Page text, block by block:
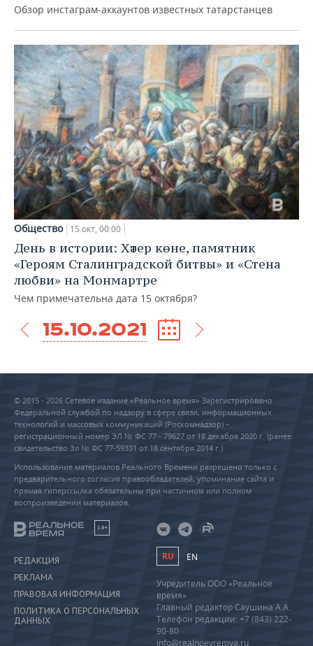
Обзор инстаграм-аккаунтов известных татарстанцев
Общество 15 окт, 00:00
День в истории: Хәтер көне, памятник
«Героям Сталинградской битвы» и «Стена
любви» на Монмартре
Чем примечательна дата 15 октября?
15.10.2021
© 2015 - 2026 Сетевое издание «Реальное время» Зарегистрировано
Федеральной службой по надзору в сфере связи, информационных
технологий и массовых коммуникаций (Роскомнадзор) –
регистрационный номер ЭЛ № ФС 77 - 79627 от 18 декабря 2020 г. (ранее
свидетельство Эл № ФС 77-59331 от 18 сентября 2014 г.)
Использование материалов Реального Времени разрешено только с
предварительного согласия правообладателей, упоминание сайта и
прямая гиперссылка обязательны при частичном или полном
воспроизведении материалов.
18+
РЕДАКЦИЯ
РЕКЛАМА
ПРАВОВАЯ ИНФОРМАЦИЯ
ПОЛИТИКА О ПЕРСОНАЛЬНЫХ
ДАННЫХ
RU EN
Учредитель ООО «Реальное
время»
Главный редактор Саушина А.А.
Телефон редакции: +7 (843) 222-
90-80
info@realnoevremya.ru